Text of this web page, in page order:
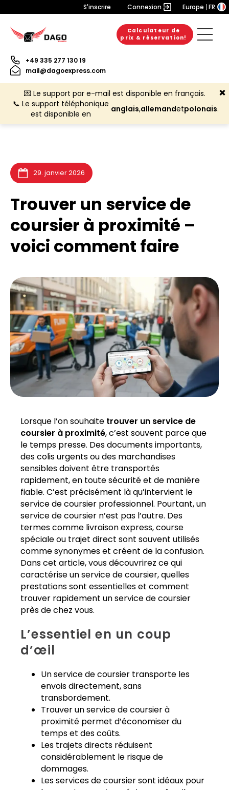
S'inscrire Connexion Europe FR
Calculateur de
prix & réservation!
+49 335 277 130 19
mail@dagoexpress.com
💌 Le support par e-mail est disponible en français.
📞 Le support téléphonique
est disponible en
anglais,allemandetpolonais.
29. janvier 2026
Trouver un service de
coursier à proximité –
voici comment faire
Lorsque l’on souhaite trouver un service de
coursier à proximité, c’est souvent parce que
le temps presse. Des documents importants,
des colis urgents ou des marchandises
sensibles doivent être transportés
rapidement, en toute sécurité et de manière
fiable. C’est précisément là qu’intervient le
service de coursier professionnel. Pourtant, un
service de coursier n’est pas l’autre. Des
termes comme livraison express, course
spéciale ou trajet direct sont souvent utilisés
comme synonymes et créent de la confusion.
Dans cet article, vous découvrirez ce qui
caractérise un service de coursier, quelles
prestations sont essentielles et comment
trouver rapidement un service de coursier
près de chez vous.
L’essentiel en un coup
d’œil
Un service de coursier transporte les
envois directement, sans
transbordement.
Trouver un service de coursier à
proximité permet d’économiser du
temps et des coûts.
Les trajets directs réduisent
considérablement le risque de
dommages.
Les services de coursier sont idéaux pour
6. août 2026
20. juillet 2026
10. juillet 2026